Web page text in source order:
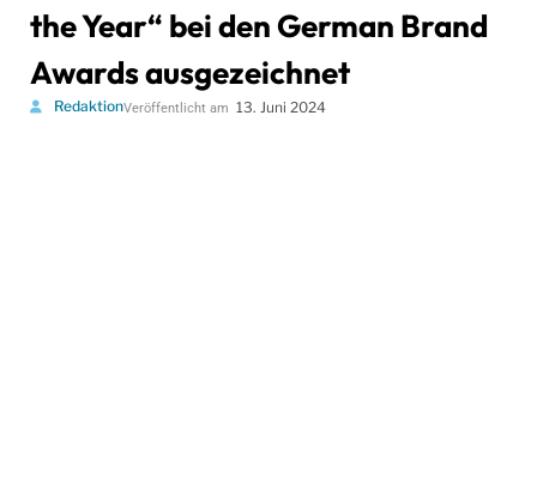
the Year“ bei den German Brand
Awards ausgezeichnet
RedaktionVeröffentlicht am 13. Juni 2024